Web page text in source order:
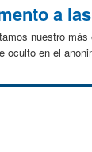
a
nuestro
oculto en el